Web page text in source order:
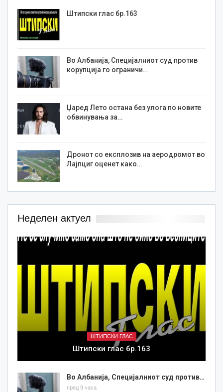
Штипски глас бр.163
Во Албанија, Специјалниот суд против
корупција го ограничи…
Џаред Лето остана без улога по новите
обвинувања за…
Дронот со експлозив на аеродромот во
Лајпциг оценет како…
Неделен актуел
ШТИПСКИ ГЛАС
Штипски глас бр.163
Во Албанија, Специјалниот суд против…
пред 9 часа